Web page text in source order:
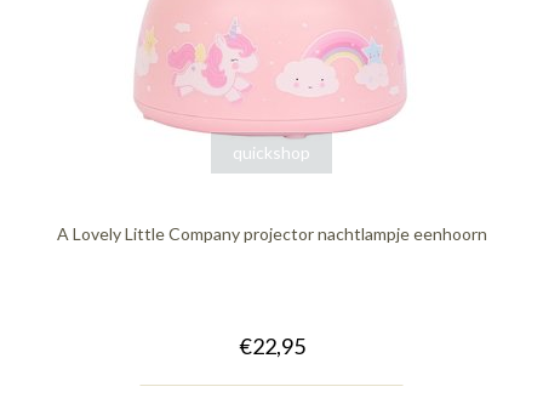
quickshop
A Lovely Little Company projector nachtlampje eenhoorn
€22,95